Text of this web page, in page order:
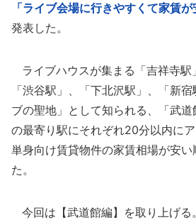
「ライブ会場に行きやすくて家賃が
発表した。
ライブハウスが集まる「吉祥寺駅
「渋谷駅」、「下北沢駅」、「新
ブの聖地」として知られる、「武道
の最寄り駅にそれぞれ20分以内にア
単身向け賃貸物件の家賃相場が安
た。
今回は【武道館編】を取り上げる。